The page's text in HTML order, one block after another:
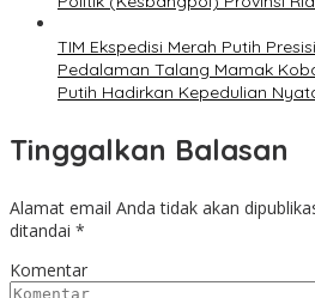
TIM Ekspedisi Merah Putih
Pedalaman Talang Mamak
Putih Hadirkan Kepedulian
Tinggalkan Balasan
Alamat email Anda tidak akan
ditandai *
Komentar